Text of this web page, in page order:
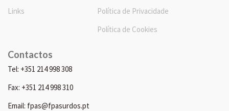
Links
Política de Privacidade
Política de Cookies
Contactos
Tel: +351 214 998 308
Fax: +351 214 998 310
Email: fpas@fpasurdos.pt